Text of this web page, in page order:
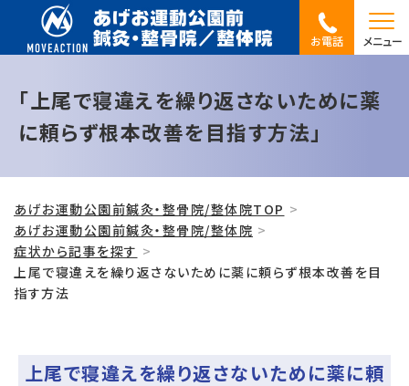
お電話 メニュー
「上尾で寝違えを繰り返さないために薬
に頼らず根本改善を目指す方法」
あげお運動公園前鍼灸・整骨院/整体院TOP
あげお運動公園前鍼灸・整骨院/整体院
症状から記事を探す
上尾で寝違えを繰り返さないために薬に頼らず根本改善を目
指す方法
上尾で寝違えを繰り返さないために薬に頼